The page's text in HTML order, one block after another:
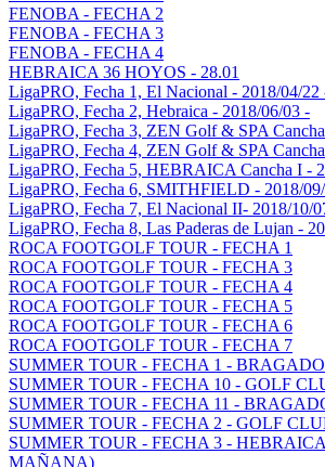
FENOBA - FECHA 2
FENOBA - FECHA 3
FENOBA - FECHA 4
HEBRAICA 36 HOYOS - 28.01
LigaPRO, Fecha 1, El Nacional - 2018/04/22
LigaPRO, Fecha 2, Hebraica - 2018/06/03 -
LigaPRO, Fecha 3, ZEN Golf & SPA
LigaPRO, Fecha 4, ZEN Golf & SPA
LigaPRO, Fecha 5, HEBRAICA Cancha I -
LigaPRO, Fecha 6, SMITHFIELD - 2018/
LigaPRO, Fecha 7, El Nacional II- 2018/10/
LigaPRO, Fecha 8, Las Paderas de Lujan -
ROCA FOOTGOLF TOUR - FECHA 1
ROCA FOOTGOLF TOUR - FECHA 3
ROCA FOOTGOLF TOUR - FECHA 4
ROCA FOOTGOLF TOUR - FECHA 5
ROCA FOOTGOLF TOUR - FECHA 6
ROCA FOOTGOLF TOUR - FECHA 7
SUMMER TOUR - FECHA 1 -
SUMMER TOUR - FECHA 10 - GOLF
SUMMER TOUR - FECHA 11 -
SUMMER TOUR - FECHA 2 - GOLF
SUMMER TOUR - FECHA 3 -
MAÑANA)